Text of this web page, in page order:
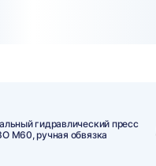
гидравлический пресс
М60, ручная обвязка